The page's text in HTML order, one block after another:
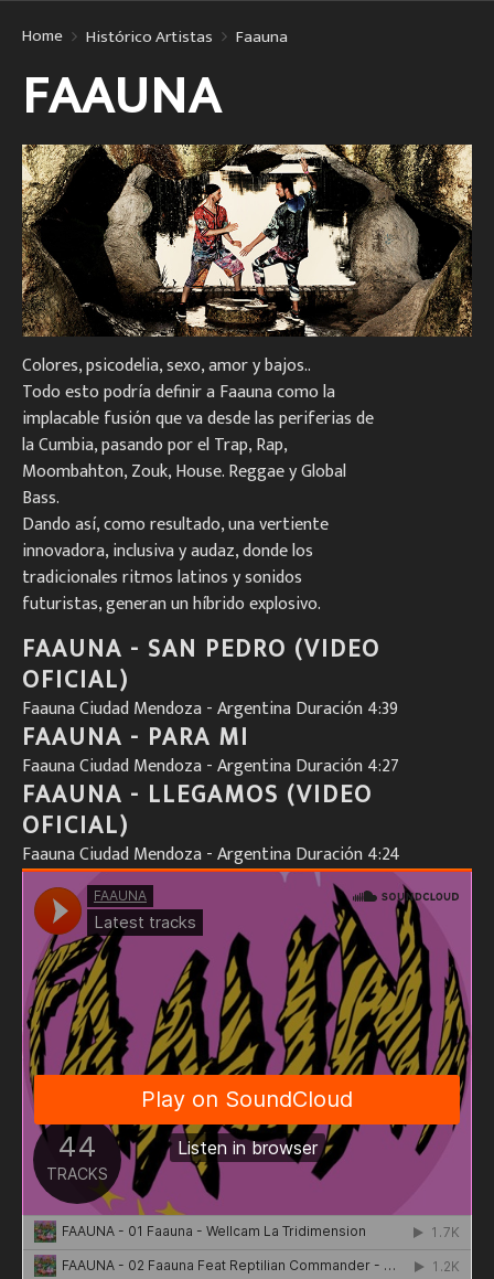
Home Histórico Artistas Faauna
FAAUNA
Colores, psicodelia, sexo, amor y bajos..
Todo esto podría definir a Faauna como la
implacable fusión que va desde lasperiferias de
la Cumbia, pasando por el Trap, Rap,
Moombahton, Zouk, House. Reggae y Global
Bass.
Dando así, como resultado, una vertiente
innovadora, inclusiva y audaz, donde los
tradicionales ritmos latinos y sonidos
futuristas, generan un híbrido explosivo.
FAAUNA - SAN PEDRO (VIDEO
OFICIAL)
Faauna Ciudad Mendoza - Argentina Duración 4:39
FAAUNA - PARA MI
Faauna Ciudad Mendoza - Argentina Duración 4:27
FAAUNA - LLEGAMOS (VIDEO
OFICIAL)
Faauna Ciudad Mendoza - Argentina Duración 4:24